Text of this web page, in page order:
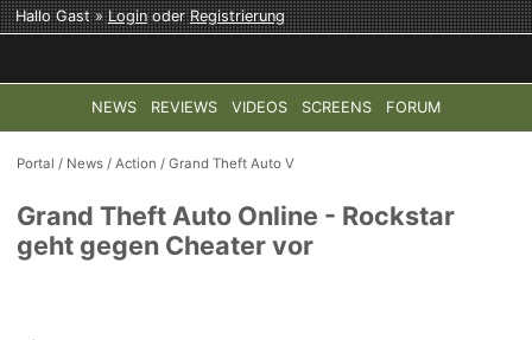
Hallo Gast »LoginoderRegistrierung
NEWS REVIEWS VIDEOS SCREENS FORUM
TOP-THEMEN: COD: MODERN WARFARE 4 HALO:
Portal / News /Action /Grand Theft Auto V
Grand Theft Auto Online - Rockstar
geht gegen Cheater vor